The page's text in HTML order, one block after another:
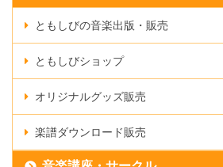
ともしびの音楽出版・販売
ともしびショップ
オリジナルグッズ販売
楽譜ダウンロード販売